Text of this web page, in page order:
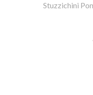
Stuzzichini